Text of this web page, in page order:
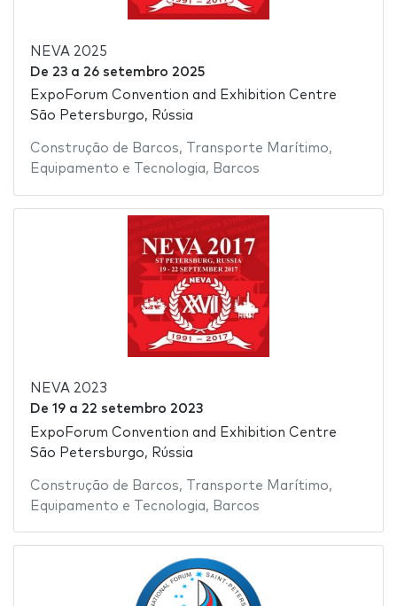
NEVA 2025
De 23a 26 setembro 2025
ExpoForum Convention and Exhibition Centre
São Petersburgo, Rússia
Construção de Barcos, Transporte Marítimo,
Equipamento e Tecnologia, Barcos
NEVA 2023
De 19a 22 setembro 2023
ExpoForum Convention and Exhibition Centre
São Petersburgo, Rússia
Construção de Barcos, Transporte Marítimo,
Equipamento e Tecnologia, Barcos